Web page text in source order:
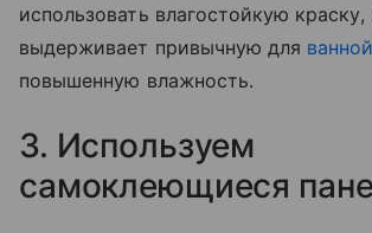
использовать влагостойкую краску,
выдерживает привычную для
повышенную влажность.
3. Используем
самоклеющиеся